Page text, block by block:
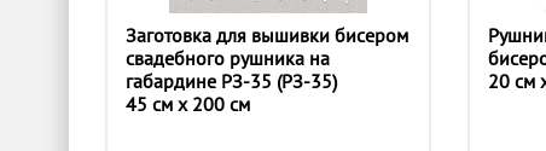
Заготовка для вышивки бисером
свадебного рушника на
габардине РЗ-35 (РЗ-35)
45 см x 200 см
20 см